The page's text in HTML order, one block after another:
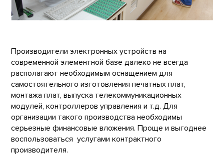
Производители электронных устройств на
современной элементной базе далеко не всегда
располагают необходимым оснащением для
самостоятельного изготовления печатных плат,
монтажа плат, выпуска телекоммуникационных
модулей, контроллеров управления и т.д. Для
организации такого производства необходимы
серьезные финансовые вложения. Проще и выгоднее
воспользоваться услугами контрактного
производителя.